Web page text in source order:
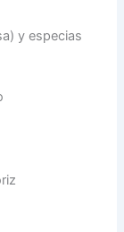
y especias​